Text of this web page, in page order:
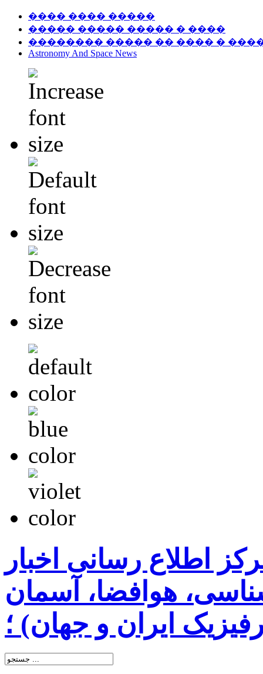
���� ���� �����
����� ����� ����� � ����
�������� ����� �� ���� �
Astronomy And Space News
اطلاع رسانی اخبار
هوافضا، آسمان
ایران و جهان) ؛